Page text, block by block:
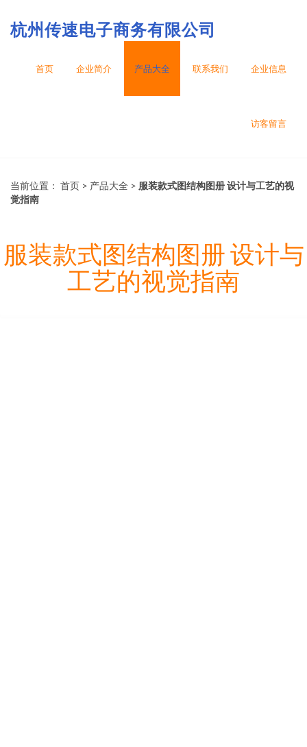
杭州传速电子商务有限公司
首页 企业简介 产品大全 联系我们 企业信息
访客留言
当前位置： 首页 > 产品大全 > 服装款式图结构图册 设计与工艺的视
觉指南
服装款式图结构图册 设计与
工艺的视觉指南